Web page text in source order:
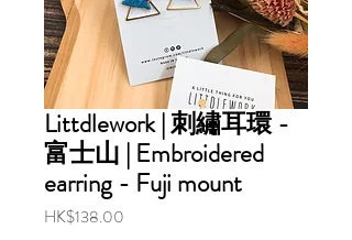
Littdlework | 刺繡耳環 -
富士山 | Embroidered
earring - Fuji mount
HK$138.00